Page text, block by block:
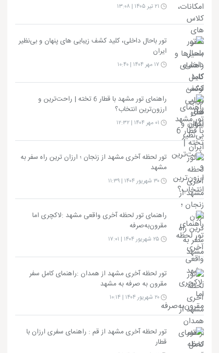
تور باحال داخلی، کلید کشف زیبایی های پنهان و بی‌نظیر
ایران
راهنمای تور مشهد با قطار 6 تخته | راحت‌ترین و
ارزون‌ترین انتخاب؟
تور لحظه آخری مشهد از زنجان ؛ ارزان ترین راه سفر به
مشهد
راهنمای تور لحظه آخری واقعی مشهد :لاکچری اما
مقرون‌به‌صرفه
تور لحظه آخری مشهد از همدان :راهنمای کامل سفر
مقرون به صرفه به مشهد
تور لحظه آخری مشهد از قم : راهنمای سفری ارزان با
قطار